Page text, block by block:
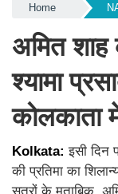
Home
अमित
श्यामा
कोलकाता
Kolkata:इसी दिन
की प्रतिमा का